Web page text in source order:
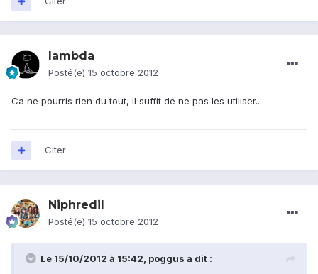
lambda
Posté(e) 15 octobre 2012
Ca ne pourris rien du tout, il suffit de ne pas les utiliser...
Citer
Niphredil
Posté(e) 15 octobre 2012
Le 15/10/2012 à 15:42, poggus a dit :